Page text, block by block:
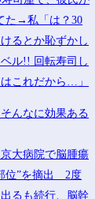
た→私「は？30
るとか恥ずかし
ル!! 回転寿司し
これだから…」
んなに効果ある
京大病院で脳腫瘍
位”を摘出 2度
るも続行、脳幹